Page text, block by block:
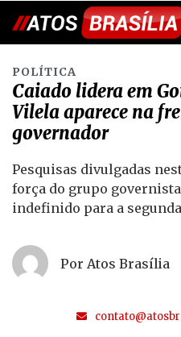
POLÍTICA
Caiado lidera em
Vilela aparece na
governador
Pesquisas divulgadas
força do grupo
indefinido para a segunda
Por Atos Brasília